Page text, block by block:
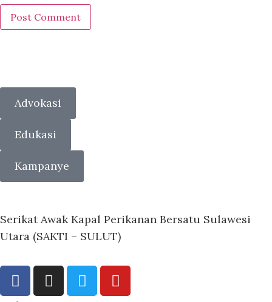
Advokasi
Edukasi
Kampanye
Serikat Awak Kapal Perikanan Bersatu Sulawesi
Utara (SAKTI – SULUT)